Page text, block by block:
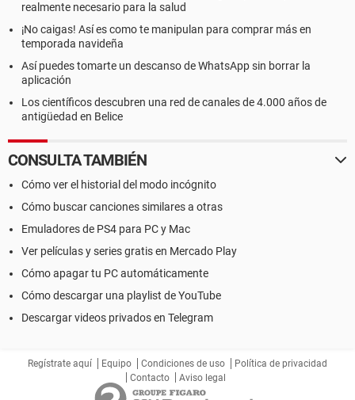
realmente necesario para la salud
¡No caigas! Así es como te manipulan para comprar más en
temporada navideña
Así puedes tomarte un descanso de WhatsApp sin borrar la
aplicación
Los científicos descubren una red de canales de 4.000 años de
antigüedad en Belice
CONSULTA TAMBIÉN
Cómo ver el historial del modo incógnito
Cómo buscar canciones similares a otras
Emuladores de PS4 para PC y Mac
Ver películas y series gratis en Mercado Play
Cómo apagar tu PC automáticamente
Cómo descargar una playlist de YouTube
Descargar videos privados en Telegram
Regístrate aquí Equipo Condiciones de uso
Política de privacidad
Contacto
Aviso legal